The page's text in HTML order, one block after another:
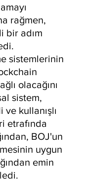
rağmen,
bir adım
sistemlerinin
olacağını
sistem,
ve kullanışlı
etrafında
BOJ'un
uygun
emin